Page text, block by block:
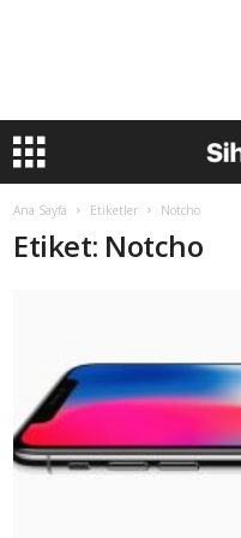
Ana Sayfa Etiketler Notcho
Etiket: Notcho